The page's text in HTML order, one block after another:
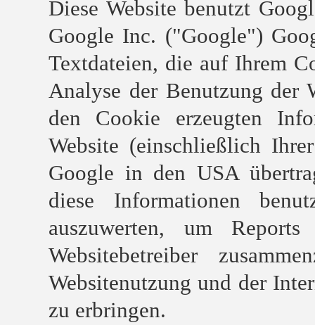
Diese Website benutzt
Google Inc. ("Google")
Textdateien, die auf Ihrem
Analyse der Benutzung der
den Cookie erzeugten
Website (einschließlich
Google in den USA
diese Informationen
auszuwerten, um
Websitebetreiber
Websitenutzung und der
zu erbringen.